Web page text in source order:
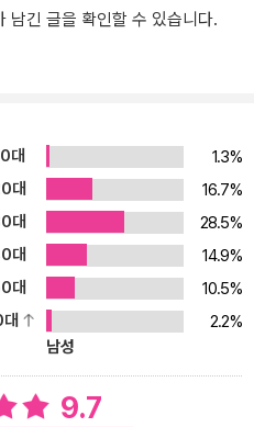
남긴 글을 확인할 수 있습니다.
대
1.3%
대
16.7%
대
28.5%
대
14.9%
대
10.5%
2.2%
남성
9.7